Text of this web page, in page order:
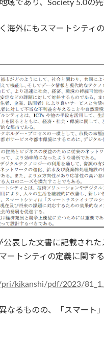
域であり、Society 5.0の
海外にもスマートシティ
公表した文書に記載され
ートシティの定義に関す
kikanshi/pdf/2023/
なるものの、「スマート